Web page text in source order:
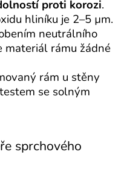
proti korozi.
hliníku je 2–5 µm.
neutrálního
materiál rámu žádné
rám u stěny
se solným
sprchového